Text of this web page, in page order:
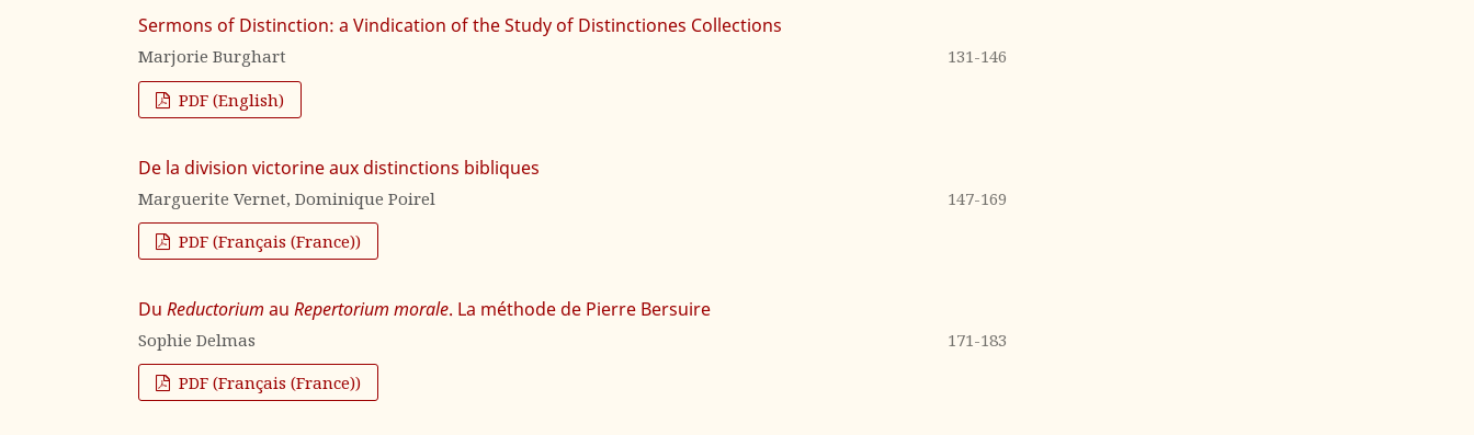
Sermons of Distinction: a Vindication of the Study of Distinctiones Collections
Marjorie Burghart
131-146
PDF (English)
De la division victorine aux distinctions bibliques
Marguerite Vernet, Dominique Poirel
147-169
PDF (Français (France))
DuReductorium auRepertorium morale. La méthode de Pierre Bersuire
Sophie Delmas
171-183
PDF (Français (France))